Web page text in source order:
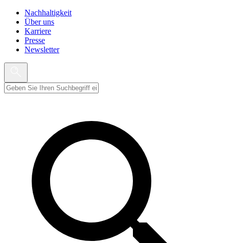
Nachhaltigkeit
Über uns
Karriere
Presse
Newsletter